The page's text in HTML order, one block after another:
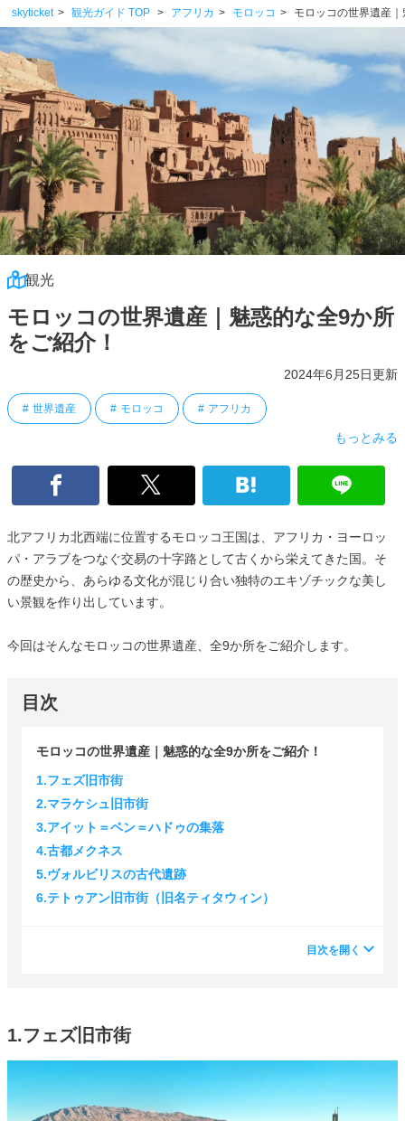
skyticket 観光ガイド TOP アフリカ モロッコ モロッコの世界遺産
観光
モロッコの世界遺産｜魅惑的な全9か所
をご紹介！
2024年6月25日更新
世界遺産 モロッコ アフリカ
もっとみる
北アフリカ北西端に位置するモロッコ王国は、アフリカ・ヨーロッ
パ・アラブをつなぐ交易の十字路として古くから栄えてきた国。そ
の歴史から、あらゆる文化が混じり合い独特のエキゾチックな美し
い景観を作り出しています。
今回はそんなモロッコの世界遺産、全9か所をご紹介します。
目次
モロッコの世界遺産｜魅惑的な全9か所をご紹介！
1.フェズ旧市街
2.マラケシュ旧市街
3.アイット＝ベン＝ハドゥの集落
4.古都メクネス
5.ヴォルビリスの古代遺跡
6.テトゥアン旧市街（旧名ティタウィン）
目次を開く
1.フェズ旧市街